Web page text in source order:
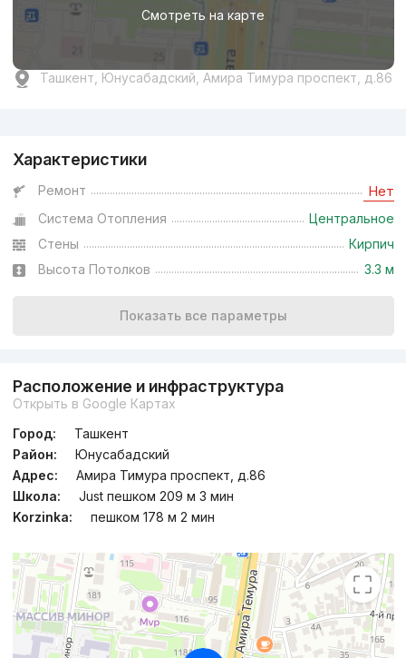
Смотреть на карте
Ташкент, Юнусабадский, Амира Тимура проспект, д.86
Характеристики
Ремонт Нет
Система Отопления
Центральное
Стены
Кирпич
Высота Потолков
3.3 м
Показать все параметры
Расположение и инфраструктура
Открыть в Google Картах
Город:
Ташкент
Район:
Юнусабадский
Адрес:
Амира Тимура проспект, д.86
Школа:
Just пешком 209 м 3 мин
Korzinka:
пешком 178 м 2 мин